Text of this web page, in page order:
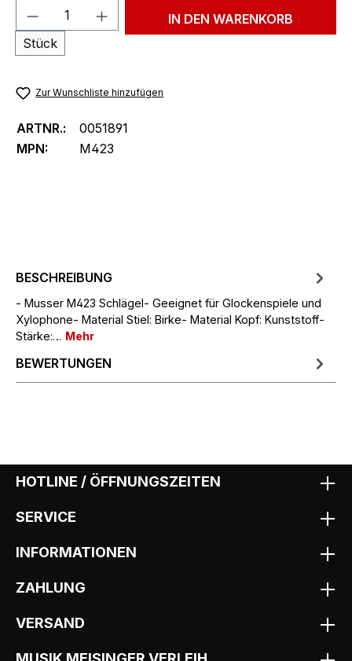
Produkt Anzahl: Gib den
Stück
IN DEN WARENKORB
Zur Wunschliste hinzufügen
ARTNR.:
0051891
MPN:
M423
BESCHREIBUNG
- Musser M423 Schlägel- Geeignet für Glockenspiele und
Xylophone- Material Stiel: Birke- Material Kopf: Kunststoff-
Stärke:… Mehr
BEWERTUNGEN
HOTLINE / ÖFFNUNGSZEITEN
SERVICE
INFORMATIONEN
ZAHLUNG
VERSAND